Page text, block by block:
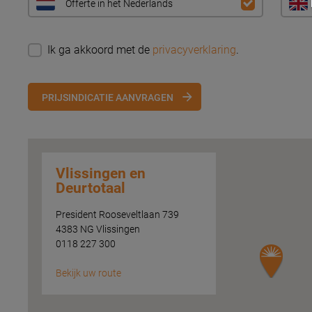
Offerte in het Nederlands
Ik ga akkoord met de privacyverklaring.
PRIJSINDICATIE AANVRAGEN
Vlissingen en
Deurtotaal
President Rooseveltlaan 739
4383 NG Vlissingen
0118 227 300
Bekijk uw route